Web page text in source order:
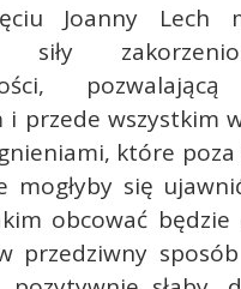
Joanny Lech
siły
pozwalającą
przede wszystkim
które
mogłyby się
obcować będzie
przedziwny